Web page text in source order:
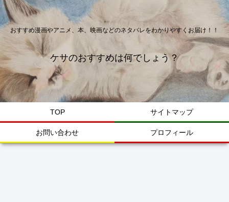
おすすめ漫画やアニメ、本、映画などのネタバレをわかりやすくお届け！！
ケサのおすすめは何でしょう？
TOP サイトマップ
お問い合わせ プロフィール